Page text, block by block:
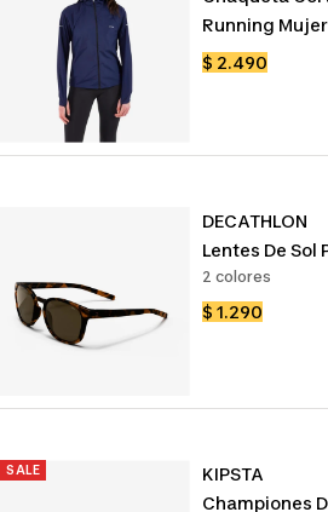
Running
Precio
$ 2.490
DECATHLON
Lentes De Sol
2 colores
Precio
$ 1.290
SALE
KIPSTA
Championes